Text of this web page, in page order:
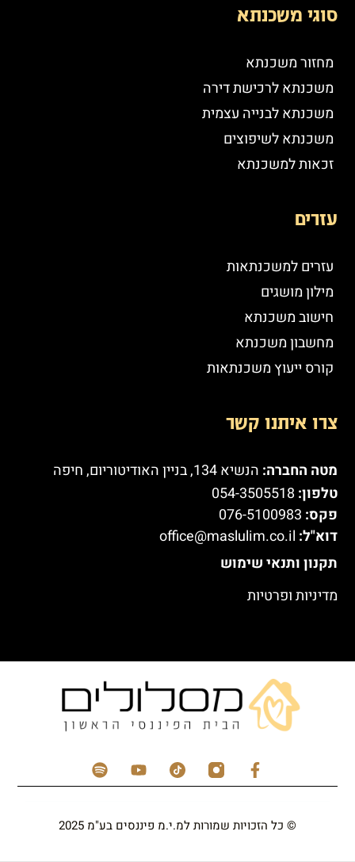
סוגי משכנתא
מחזור משכנתא
משכנתא לרכישת דירה
משכנתא לבנייה עצמית
משכנתא לשיפוצים
זכאות למשכנתא
עזרים
עזרים למשכנתאות
מילון מושגים
חישוב משכנתא
מחשבון משכנתא
קורס ייעוץ משכנתאות
צרו איתנו קשר
מטה החברה: הנשיא 134, בניין האודיטוריום, חיפה
טלפון: 054-3505518
פקס:
דוא"ל: office@maslulim.co.il
תקנון ותנאי שימוש
מדיניות ופרטיות
© כל הזכויות שמורות למ.י.מ פיננסים בע"מ 2025